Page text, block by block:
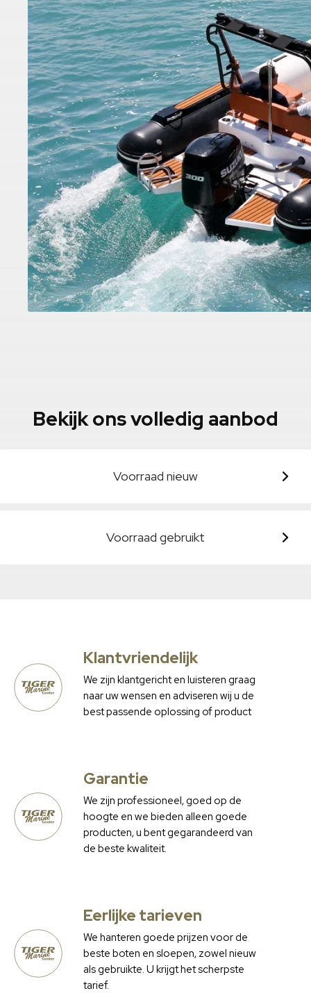
Bekijk ons volledig aanbod
Voorraad nieuw
Voorraad gebruikt
Klantvriendelijk
We zijn klantgericht en luisteren graag
naar uw wensen en adviseren wij u de
best passende oplossing of product
Garantie
We zijn professioneel, goed op de
hoogte en we bieden alleen goede
producten, u bent gegarandeerd van
de beste kwaliteit.
Eerlijke tarieven
We hanteren goede prijzen voor de
beste boten en sloepen, zowel nieuw
als gebruikte. U krijgt het scherpste
tarief.